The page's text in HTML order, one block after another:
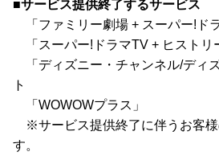
■サービス提供終了するサービス
「ファミリー劇場 + スーパー!ド
「スーパー!ドラマTV + ヒストリ
「ディズニー・チャンネル/ディ
ト
「WOWOWプラス」
※サービス提供終了に伴うお客様
す。